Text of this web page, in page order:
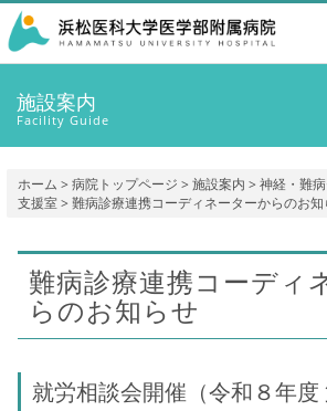
施設案内
Facility Guide
ホーム > 病院トップページ > 施設案内 > 神経・難
支援室> 難病診療連携コーディネーターからのお
難病診療連携コーディ
らのお知らせ
就労相談会開催（令和８年度